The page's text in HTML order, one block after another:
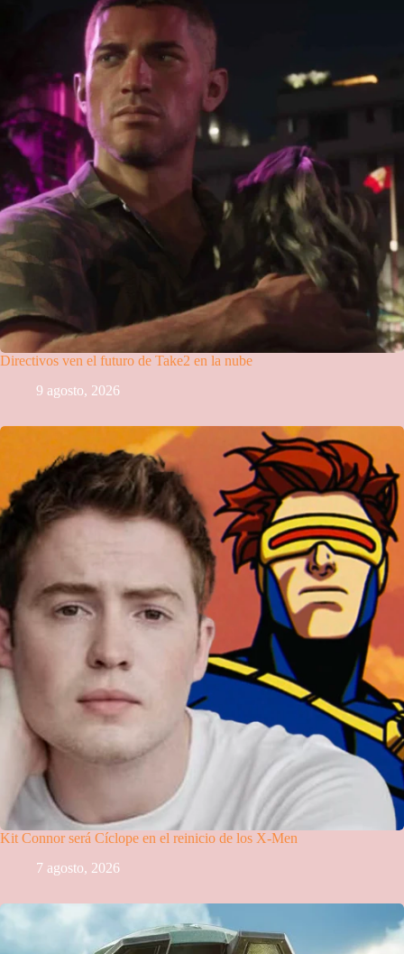
Directivos ven el futuro de Take2 en la nube
9 agosto, 2026
Kit Connor será Cíclope en el reinicio de los X-Men
7 agosto, 2026